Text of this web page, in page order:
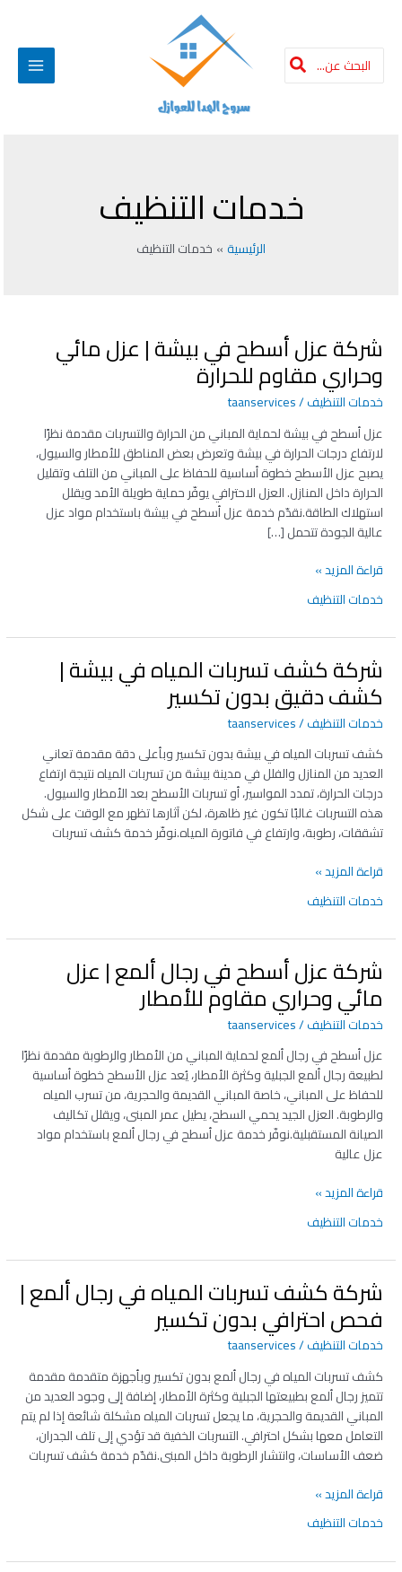
المحتوى
البحث
عن:
خدمات التنظيف
الرئيسية خدمات التنظيف
شركة عزل أسطح في بيشة | عزل مائي
وحراري مقاوم للحرارة
خدمات التنظيف/
taanservices
عزل أسطح في بيشة لحماية المباني من الحرارة والتسربات مقدمة نظرًا
لارتفاع درجات الحرارة في بيشة وتعرض بعض المناطق للأمطار والسيول،
يصبح عزل الأسطح خطوة أساسية للحفاظ على المباني من التلف وتقليل
الحرارة داخل المنازل. العزل الاحترافي يوفّر حماية طويلة الأمد ويقلل
استهلاك الطاقة.نقدّم خدمة عزل أسطح في بيشة باستخدام مواد عزل
عالية الجودة تتحمل […]
شركة
أسطح
في
بيشة
|
عزل
مائي
وحراري
مقاوم
للحرارة
قراءة المزيد »
خدمات التنظيف
شركة كشف تسربات المياه في بيشة |
كشف دقيق بدون تكسير
خدمات التنظيف/
taanservices
كشف تسربات المياه في بيشة بدون تكسير وبأعلى دقة مقدمة تعاني
العديد من المنازل والفلل في مدينة بيشة من تسربات المياه نتيجة ارتفاع
درجات الحرارة، تمدد المواسير، أو تسربات الأسطح بعد الأمطار والسيول.
هذه التسربات غالبًا تكون غير ظاهرة، لكن آثارها تظهر مع الوقت على شكل
تشققات، رطوبة، وارتفاع في فاتورة المياه.نوفّر خدمة كشف تسربات
شركة
كشف
تسربات
المياه
في
بيشة
|
كشف
دقيق
بدون
تكسير
قراءة المزيد »
خدمات التنظيف
شركة عزل أسطح في رجال ألمع | عزل
مائي وحراري مقاوم للأمطار
خدمات التنظيف/
taanservices
عزل أسطح في رجال ألمع لحماية المباني من الأمطار والرطوبة مقدمة نظرًا
لطبيعة رجال ألمع الجبلية وكثرة الأمطار، يُعد عزل الأسطح خطوة أساسية
للحفاظ على المباني، خاصة المباني القديمة والحجرية، من تسرب المياه
والرطوبة. العزل الجيد يحمي السطح، يطيل عمر المبنى، ويقلل تكاليف
الصيانة المستقبلية.نوفّر خدمة عزل أسطح في رجال ألمع باستخدام مواد
عزل عالية
شركة
عزل
أسطح
في
رجال
ألمع
|
عزل
مائي
وحراري
مقاوم
للأمطار
قراءة المزيد »
خدمات التنظيف
شركة كشف تسربات المياه في رجال ألمع |
فحص احترافي بدون تكسير
خدمات التنظيف/
taanservices
كشف تسربات المياه في رجال ألمع بدون تكسير وبأجهزة متقدمة مقدمة
تتميز رجال ألمع بطبيعتها الجبلية وكثرة الأمطار، إضافة إلى وجود العديد من
المباني القديمة والحجرية، ما يجعل تسربات المياه مشكلة شائعة إذا لم يتم
التعامل معها بشكل احترافي. التسربات الخفية قد تؤدي إلى تلف الجدران،
ضعف الأساسات، وانتشار الرطوبة داخل المبنى.نقدّم خدمة كشف تسربات
شركة
كشف
تسربات
المياه
في
رجال
ألمع
|
فحص
احترافي
بدون
تكسير
قراءة المزيد »
خدمات التنظيف